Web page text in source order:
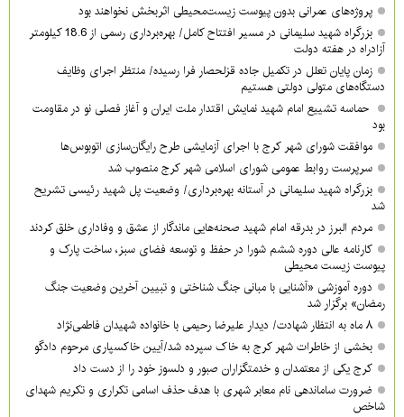
پروژه‌های عمرانی بدون پیوست زیست‌محیطی اثربخش نخواهند بود
بزرگراه شهید سلیمانی در مسیر افتتاح کامل/ بهره‌برداری رسمی از 18.6 کیلومتر
آزادراه در هفته دولت
زمان پایان تعلل در تکمیل جاده قزلحصار فرا رسیده/ منتظر اجرای وظایف
دستگاه‌های متولی دولتی هستیم
حماسه تشییع امام شهید نمایش اقتدار ملت ایران و آغاز فصلی نو در مقاومت
بود
موافقت شورای شهر کرج با اجرای آزمایشی طرح رایگان‌سازی اتوبوس‌ها
سرپرست روابط عمومی شورای اسلامی شهر کرج منصوب شد
بزرگراه شهید سلیمانی در آستانه بهره‌برداری/ وضعیت پل شهید رئیسی تشریح
شد
مردم البرز در بدرقه امام شهید صحنه‌هایی ماندگار از عشق و وفاداری خلق کردند
کارنامه عالی دوره ششم شورا در حفظ و توسعه فضای سبز، ساخت پارک و
پیوست زیست محیطی
دوره آموزشی «آشنایی با مبانی جنگ شناختی و تبیین آخرین وضعیت جنگ
رمضان» برگزار شد
۸ ماه به انتظار شهادت/ دیدار علیرضا رحیمی با خانواده شهیدان فاطمی‌نژاد
بخشی از خاطرات شهر کرج به خاک سپرده شد/آیین خاکسپاری مرحوم دادگو
کرج یکی از معتمدان و خدمتگزاران صبور و دلسوز خود را از دست داد
ضرورت ساماندهی نام‌ معابر شهری با هدف حذف اسامی تکراری و تکریم شهدای
شاخص